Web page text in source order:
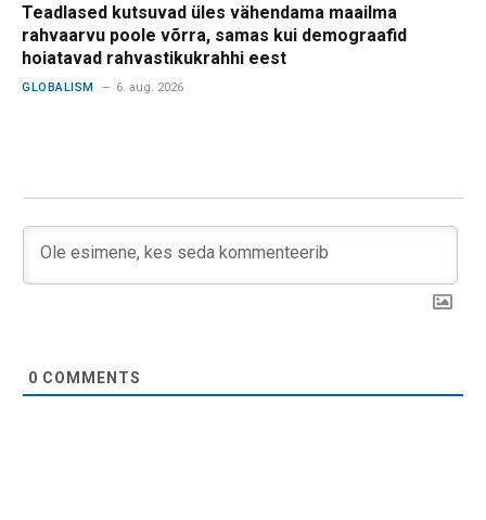
Teadlased kutsuvad üles vähendama maailma
rahvaarvu poole võrra, samas kui demograafid
hoiatavad rahvastikukrahhi eest
GLOBALISM 6. aug. 2026
0 COMMENTS